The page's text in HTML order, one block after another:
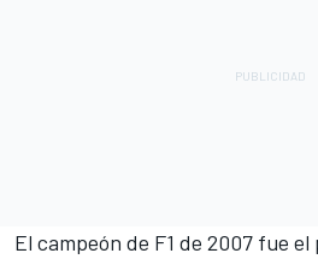
El campeón de F1 de 2007 fue